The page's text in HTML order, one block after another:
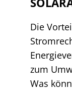
Die
zum
Was